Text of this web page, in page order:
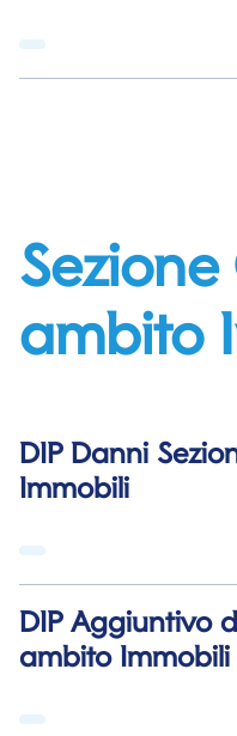
ambito
DIP Danni
Immobili
DIP Aggiuntivo
ambito Immobili